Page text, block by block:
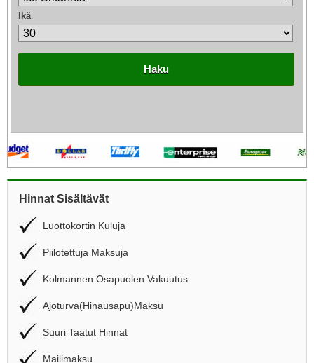
Ikä
Haku
Hinnat Sisältävät
Luottokortin Kuluja
Piilotettuja Maksuja
Kolmannen Osapuolen Vakuutus
Ajoturva(Hinausapu)Maksu
Suuri Taatut Hinnat
Mailimaksu